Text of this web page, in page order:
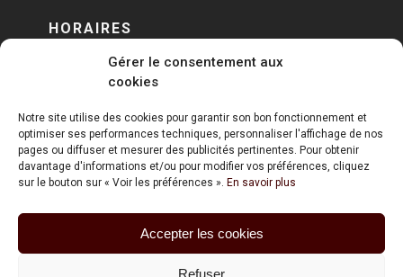
Gérer le consentement aux
cookies
Notre site utilise des cookies pour garantir son bon fonctionnement et
optimiser ses performances techniques, personnaliser l'affichage de nos
pages ou diffuser et mesurer des publicités pertinentes. Pour obtenir
davantage d'informations et/ou pour modifier vos préférences, cliquez
sur le bouton sur « Voir les préférences ». En savoir plus
Accepter les cookies
Refuser
HORAIRES
DU LUNDI AU VENDREDI